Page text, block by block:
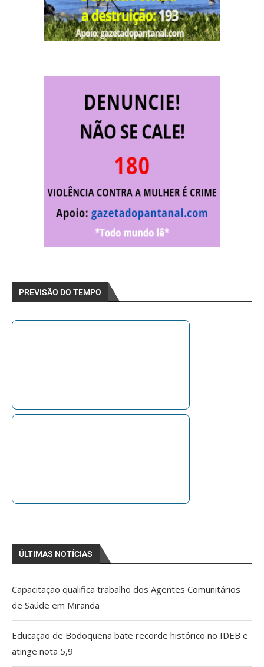
PREVISÃO DO TEMPO
ÚLTIMAS NOTÍCIAS
Capacitação qualifica trabalho dos Agentes Comunitários
de Saúde em Miranda
Educação de Bodoquena bate recorde histórico no IDEB e
atinge nota 5,9